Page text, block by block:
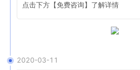
点击下方【免费咨询】了解详情
2020-03-11